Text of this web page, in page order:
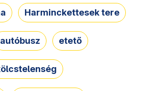
Harminckettesek tere
autóbusz etető